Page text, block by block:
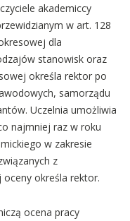
akademiccy
w art. 128
dla
stanowisk oraz
określa rektor po
samorządu
Uczelnia umożliwia
najmniej raz w roku
w zakresie
z
oceny określa rektor.
ocena pracy